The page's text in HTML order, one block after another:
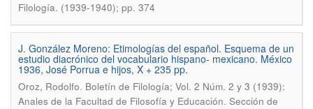
Filología. (1939-1940); pp. 374
J. González Moreno: Etimologías del español. Esquema de un
estudio diacrónico del vocabulario hispano- mexicano. México
1936, José Porrua e hijos, X + 235 pp.
Oroz, Rodolfo. Boletín de Filología; Vol. 2 Núm. 2 y 3 (1939):
Anales de la Facultad de Filosofía y Educación. Sección de